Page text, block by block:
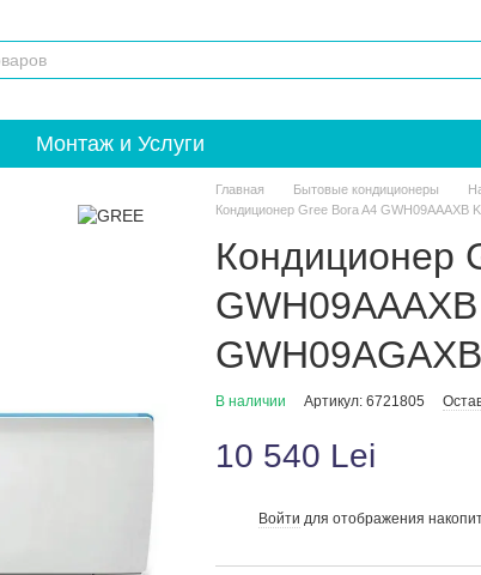
Монтаж и Услуги
Главная Бытовые кондиционеры
Кондиционер Gree Bora A4 GWH09AAAXB
Кондиционер
В наличии Артикул: 6721805
10 540 Lei
Войти для отображения